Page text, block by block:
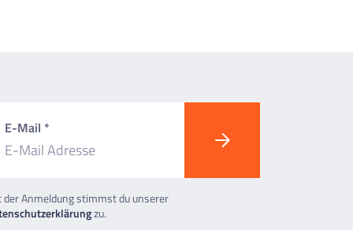
E-Mail *
der Anmeldung stimmst du unserer
zu.